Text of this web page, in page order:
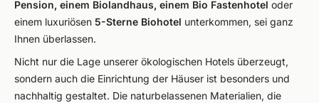
Pension, einem Biolandhaus, einem Bio Fastenhotel oder
einem luxuriösen 5-Sterne Biohotel unterkommen, sei ganz
Ihnen überlassen.
Nicht nur die Lage unserer ökologischen Hotels überzeugt,
sondern auch die Einrichtung der Häuser ist besonders und
nachhaltig gestaltet. Die naturbelassenen Materialien, die